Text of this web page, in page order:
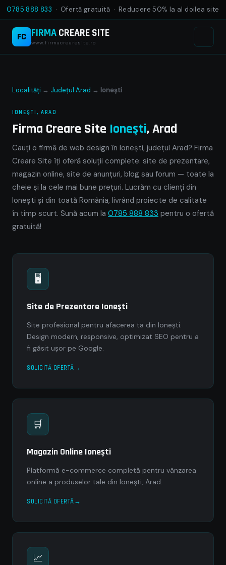
0785 888 833 · Ofertă gratuită · Reducere 50% la al doilea site
FC FIRMACREARE SITE
www.firmacrearesite.ro
Localități → Județul Arad → Ioneşti
IONEŞTI, ARAD
Firma Creare Site Ioneşti, Arad
Cauți o firmă de web design în Ioneşti, județul Arad? Firma
Creare Site îți oferă soluții complete: site de prezentare,
magazin online, site de anunțuri, blog sau forum — toate la
cheie și la cele mai bune prețuri. Lucrăm cu clienți din
Ioneşti și din toată România, livrând proiecte de calitate
în timp scurt. Sună acum la 0785 888 833 pentru o ofertă
gratuită!
🖥
Site de Prezentare Ioneşti
Site profesional pentru afacerea ta din Ioneşti.
Design modern, responsive, optimizat SEO pentru a
fi găsit ușor pe Google.
SOLICITĂ OFERTĂ
🛒
Magazin Online Ioneşti
Platformă e-commerce completă pentru vânzarea
online a produselor tale din Ioneşti, Arad.
SOLICITĂ OFERTĂ
📈